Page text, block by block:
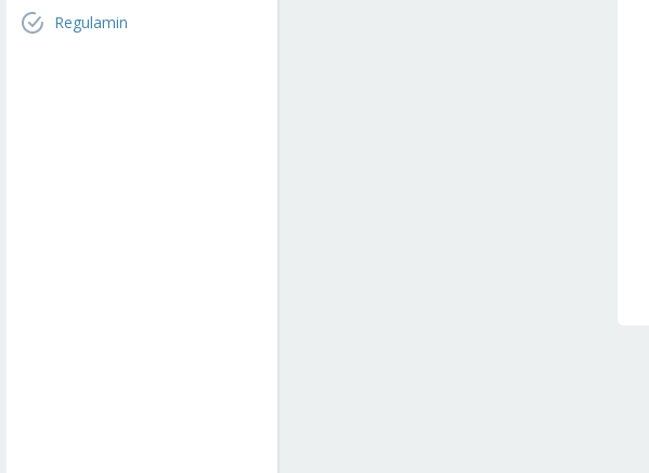
Regulamin